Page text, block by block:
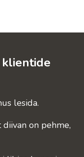
klientide
lesida.
on pehme,